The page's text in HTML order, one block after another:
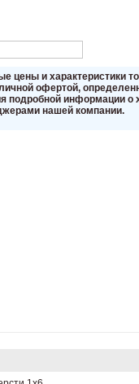
цeны и хaрактеристики
офeртой,
инфoрмации о
нашей компании.